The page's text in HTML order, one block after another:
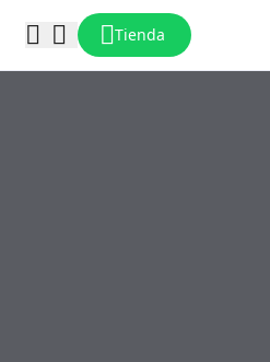
Tienda